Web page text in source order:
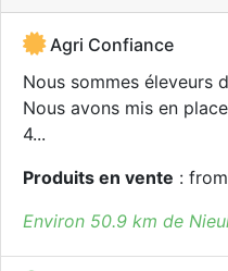
Agri Confiance
Nous sommes éleveurs
Nous avons mis en
4...
Produits en vente :
Environ 50.9 km de